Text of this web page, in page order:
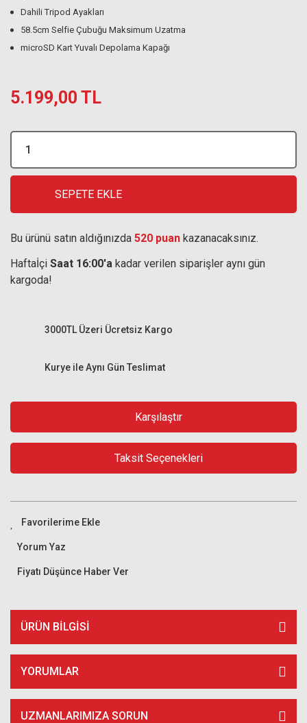
Dahili Tripod Ayakları
58.5cm Selfie Çubuğu Maksimum Uzatma
microSD Kart Yuvalı Depolama Kapağı
5.199,00 TL
SEPETE EKLE
Bu ürünü satın aldığınızda 520 puan kazanacaksınız.
Haftaİçi Saat 16:00'a kadar verilen siparişler aynı gün
kargoda!
Kurye ile Aynı Gün Teslimat
3000TL Üzeri Ücretsiz Kargo
Karşılaştır
Taksit Seçenekleri
Yorum Yaz
Fiyatı Düşünce Haber Ver
ÜRÜN BILGISI
YORUMLAR
UZMANLARIMIZA SORUN